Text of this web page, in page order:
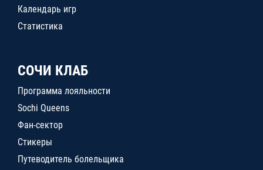
Календарь игр
Статистика
СОЧИ КЛАБ
Программа лояльности
Sochi Queens
Фан-сектор
Стикеры
Путеводитель болельщика